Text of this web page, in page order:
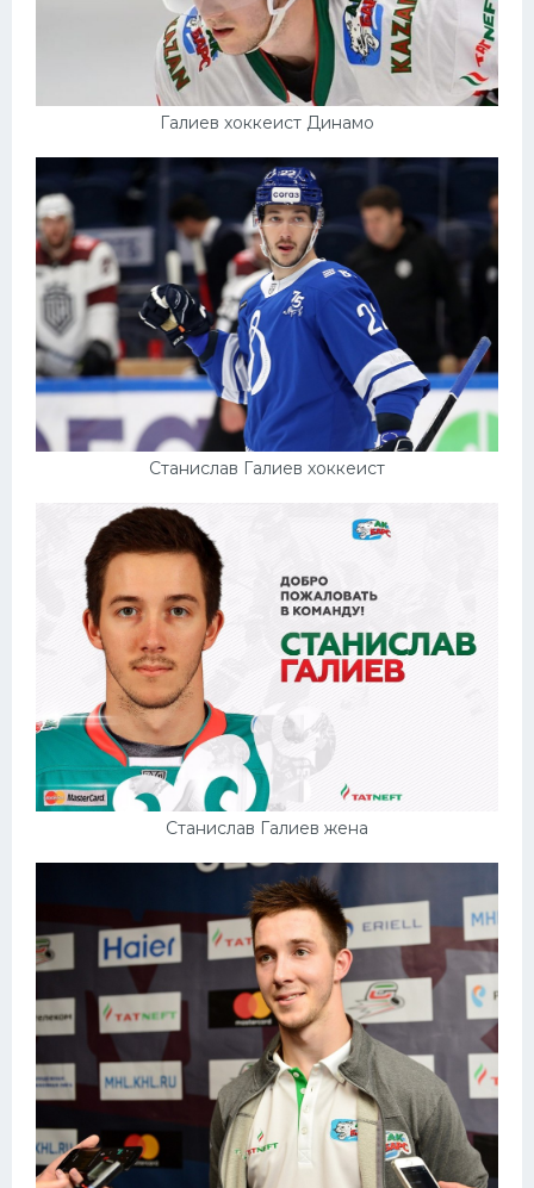
Галиев хоккеист Динамо
Станислав Галиев хоккеист
Станислав Галиев жена